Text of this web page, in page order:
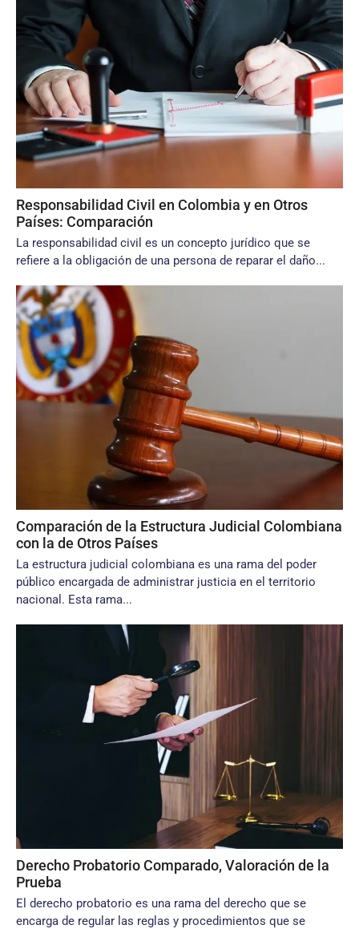
Responsabilidad Civil en Colombia y en Otros
Países: Comparación
La responsabilidad civil es un concepto jurídico que se
refiere a la obligación de una persona de reparar el daño...
Comparación de la Estructura Judicial Colombiana
con la de Otros Países
La estructura judicial colombiana es una rama del poder
público encargada de administrar justicia en el territorio
nacional. Esta rama...
Derecho Probatorio Comparado, Valoración de la
Prueba
El derecho probatorio es una rama del derecho que se
encarga de regular las reglas y procedimientos que se